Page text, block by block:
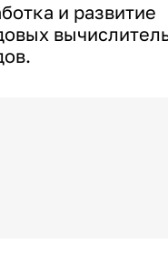
и развитие